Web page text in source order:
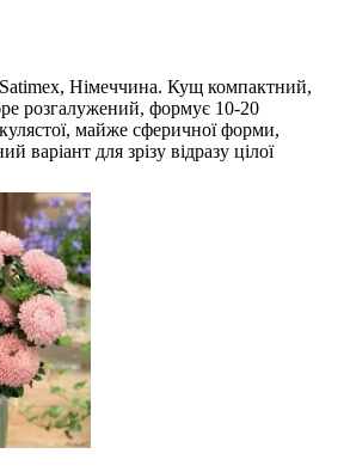
Німеччина. Кущ компактний,
розгалужений, формує 10-20
майже сферичної форми,
варіант для зрізу відразу цілої